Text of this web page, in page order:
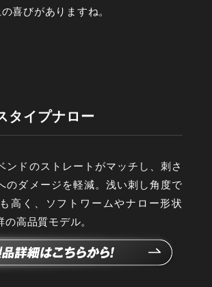
喜びがありますね。
タイプナロー
ンドのストレートがマッチし、刺さ
のダメージを軽減。浅い刺し角度で
高く、ソフトワームやナロー形状
高品質モデル。